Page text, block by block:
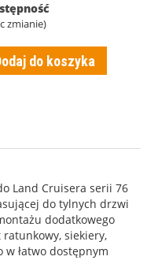
zmianie)
do koszyka
Land Cruisera serii 76
do tylnych drzwi
dodatkowego
siekiery,
łatwo dostępnym